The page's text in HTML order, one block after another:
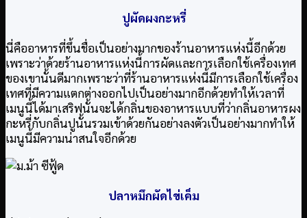
ปูผัดผงกะหรี่
นี่คืออาหารที่ขึ้นชื่อเป็นอย่างมากของร้านอาหารแห่งนี้อีกด้วย
เพราะว่าด้วยร้านอาหารแห่งนี้การผัดและการเลือกใช้เครื่องเทศ
ของเขานั้นดีมากเพราะว่าที่ร้านอาหารแห่งนี้มีการเลือกใช้เครื่อง
เทศที่มีความแตกต่างออกไปเป็นอย่างมากอีกด้วยทำให้เวลาที่
เมนูนี้ได้มาเสริฟนั้นจะได้กลิ่นของอาหารแบบที่ว่ากลิ่นอาหารผง
กะหรี่กับกลิ่นปูนั้นรวมเข้าด้วยกันอย่างลงตัวเป็นอย่างมากทำให้
เมนูนี้มีความน่าสนใจอีกด้วย
ปลาหมึกผัดไข่เค็ม